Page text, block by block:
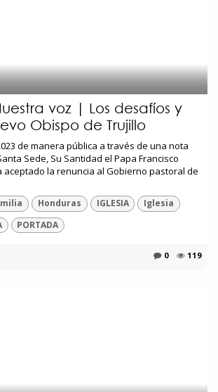
voz | Los desafíos y
Obispo de Trujillo
de manera pública a través de una nota
Sede, Su Santidad el Papa Francisco
aceptado la renuncia al Gobierno pastoral de
Honduras IGLESIA
Iglesia
PORTADA
0 119